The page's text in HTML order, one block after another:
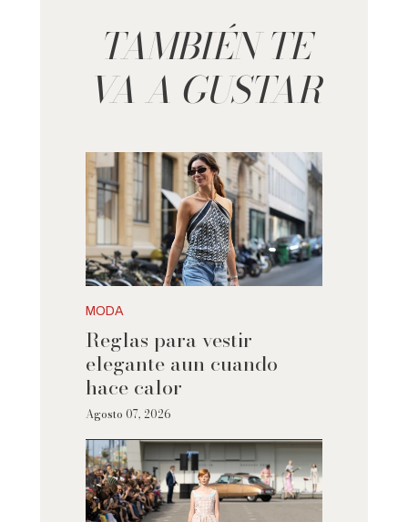
TAMBIÉN TE
VA A GUSTAR
MODA
Reglas para vestir
elegante aun cuando
hace calor
Agosto 07, 2026